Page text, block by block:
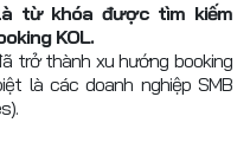
từ khóa được tìm kiếm
KOL.
trở thành xu hướng booking
là các doanh nghiệp SMB